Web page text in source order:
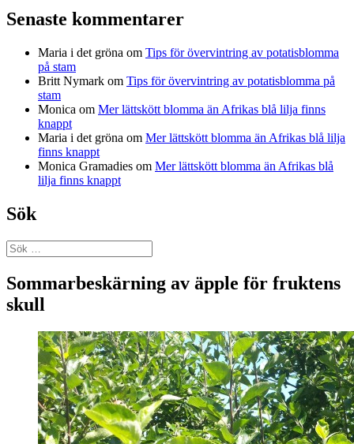
Senaste kommentarer
Maria i det gröna om Tips för övervintring av potatisblomma
på stam
Britt Nymark om Tips för övervintring av potatisblomma på
stam
Monica om Mer lättskött blomma än Afrikas blå lilja finns
knappt
Maria i det gröna om Mer lättskött blomma än Afrikas blå lilja
finns knappt
Monica Gramadies om Mer lättskött blomma än Afrikas blå
lilja finns knappt
Sök
Sök
efter:
Sommarbeskärning av äpple för fruktens
skull